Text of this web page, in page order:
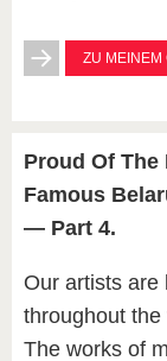
ZU MEINEM
Proud Of The
Famous
— Part 4.
Our artists are
throughout the
The works of